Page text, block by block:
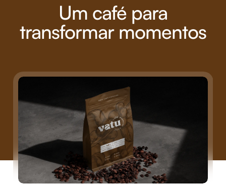
Um café para
transformar momentos